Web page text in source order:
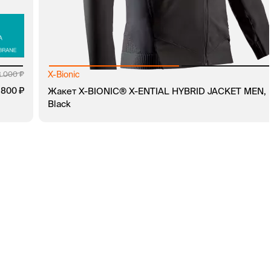
000
800
X-Bionic
Жакет X-BIONIC® X-ENTIAL HYBRID JACKET MEN,
Black
руб.
руб.